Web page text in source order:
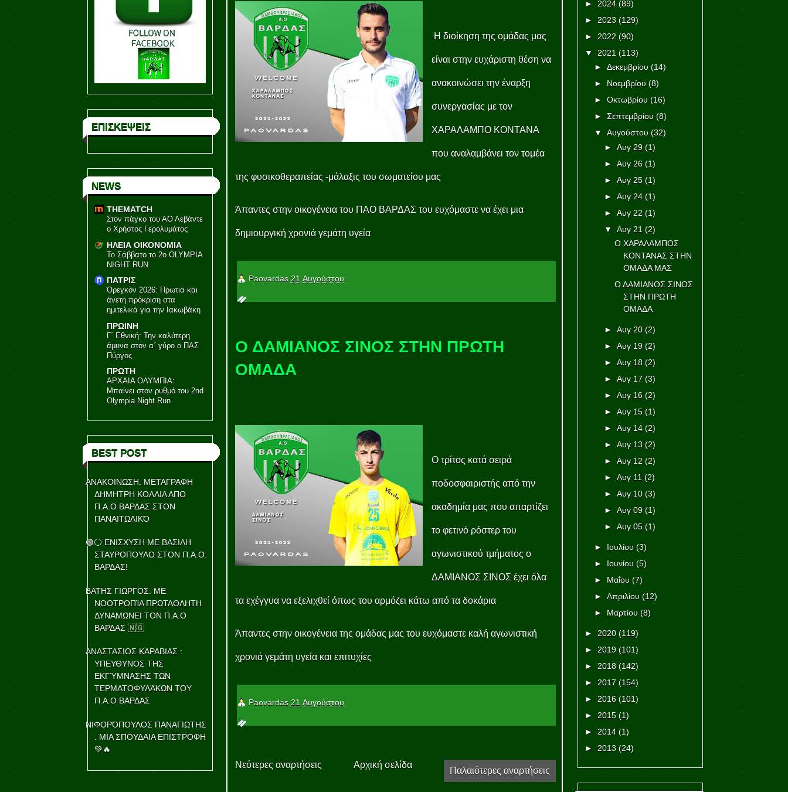
ΕΠΙΣΚΕΨΕΙΣ
NEWS
THEMATCH
Στον πάγκο του ΑΟ Λεβάντε
ο Χρήστος Γερολυμάτος
ΗΛΕΙΑ ΟΙΚΟΝΟΜΙΑ
Το Σάββατο το 2ο OLYMPIA
NIGHT RUN
ΠΑΤΡΙΣ
Όρεγκον 2026: Πρωτιά και
άνετη πρόκριση στα
ημιτελικά για την Ιακωβάκη
ΠΡΩΙΝΗ
Γ΄ Εθνική: Την καλύτερη
άμυνα στον α΄ γύρο ο ΠΑΣ
Πύργος
ΠΡΩΤΗ
ΑΡΧΑΙΑ ΟΛΥΜΠΙΑ:
Μπαίνει στον ρυθμό του 2nd
Olympia Night Run
BEST POST
ΑΝΑΚΟΙΝΩΣΗ: ΜΕΤΑΓΡΑΦΗ
ΔΗΜΗΤΡΗ ΚΟΛΛΙΑ ΑΠΟ
Π.Α.Ο ΒΑΡΔΑΣ ΣΤΟΝ
ΠΑΝΑΙΤΩΛΙΚΌ
🟢⚪ ΕΝΙΣΧΥΣΗ ΜΕ ΒΑΣΙΛΗ
ΣΤΑΥΡΟΠΟΥΛΟ ΣΤΟΝ Π.Α.Ο.
ΒΑΡΔΑΣ!
ΒΑΤΗΣ ΓΙΩΡΓΟΣ: ΜΕ
ΝΟΟΤΡΟΠΊΑ ΠΡΩΤΑΘΛΗΤΗ
ΔΥΝΑΜΩΝΕΙ ΤΟΝ Π.Α.Ο
ΒΑΡΔΑΣ 🇳🇬
ΑΝΑΣΤΑΣΙΟΣ ΚΑΡΑΒΙΑΣ :
ΥΠΕΥΘΥΝΟΣ ΤΗΣ
ΕΚΓΎΜΝΑΣΗΣ ΤΩΝ
ΤΕΡΜΑΤΟΦΥΛΆΚΩΝ ΤΟΥ
Π.Α.Ο ΒΑΡΔΑΣ
ΝΙΦΟΡΌΠΟΥΛΟΣ ΠΑΝΑΓΙΩΤΗΣ
: ΜΙΑ ΣΠΟΥΔΑΙΑ ΕΠΙΣΤΡΟΦΗ
💚🔥
Η διοίκηση της ομάδας μας
είναι στην ευχάριστη θέση να
ανακοινώσει την έναρξη
συνεργασίας με τον
ΧΑΡΑΛΑΜΠΟ ΚΟΝΤΑΝΑ
που αναλαμβάνει τον τομέα
της φυσικοθεραπείας -μάλαξις του σωματείου μας
Άπαντες στην οικογένεια του ΠΑΟ ΒΑΡΔΑΣ του ευχόμαστε να έχει μια
δημιουργική χρονιά γεμάτη υγεία
Paovardas 21 Αυγούστου
Ο ΔΑΜΙΑΝΟΣ ΣΙΝΟΣ ΣΤΗΝ ΠΡΩΤΗ
ΟΜΑΔΑ
Ο τρίτος κατά σειρά
ποδοσφαιριστής από την
ακαδημία μας που απαρτίζει
το φετινό ρόστερ του
αγωνιστικού τμήματος ο
ΔΑΜΙΑΝΟΣ ΣΙΝΟΣ έχει όλα
τα εχέγγυα να εξελιχθεί όπως του αρμόζει κάτω από τα δοκάρια
Άπαντες στην οικογένεια της ομάδας μας του ευχόμαστε καλή αγωνιστική
χρονιά γεμάτη υγεία και επιτυχίες
Paovardas 21 Αυγούστου
Νεότερες αναρτήσεις
Παλαιότερες αναρτήσεις
Αρχική σελίδα
► 2024 (89)
► 2023 (129)
► 2022 (90)
▼
2021 (113)
►Δεκεμβρίου (14)
► Νοεμβρίου (8)
►Οκτωβρίου (16)
►Σεπτεμβρίου (8)
▼
Αυγούστου (32)
►Αυγ 29 (1)
►Αυγ 26 (1)
►Αυγ 25 (1)
►Αυγ 24 (1)
►Αυγ 22 (1)
▼
Αυγ 21 (2)
Ο ΧΑΡΑΛΑΜΠΟΣ
ΚΟΝΤΑΝΑΣ ΣΤΗΝ
ΟΜΑΔΑ ΜΑΣ
Ο ΔΑΜΙΑΝΟΣ ΣΙΝΟΣ
ΣΤΗΝ ΠΡΩΤΗ
ΟΜΑΔΑ
►Αυγ 20 (2)
►Αυγ 19 (2)
►Αυγ 18 (2)
►Αυγ 17 (3)
►Αυγ 16 (2)
►Αυγ 15 (1)
►Αυγ 14 (2)
►Αυγ 13 (2)
►Αυγ 12 (2)
►Αυγ 11 (2)
►Αυγ 10 (3)
►Αυγ 09 (1)
►Αυγ 05 (1)
► Ιουλίου (3)
► Ιουνίου (5)
► Μαΐου (7)
►Απριλίου (12)
► Μαρτίου (8)
► 2020 (119)
► 2019 (101)
► 2018 (142)
► 2017 (154)
► 2016 (101)
► 2015 (1)
► 2014 (1)
► 2013 (24)